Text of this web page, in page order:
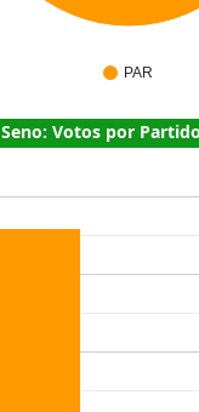
PAR
Seno: Votos por